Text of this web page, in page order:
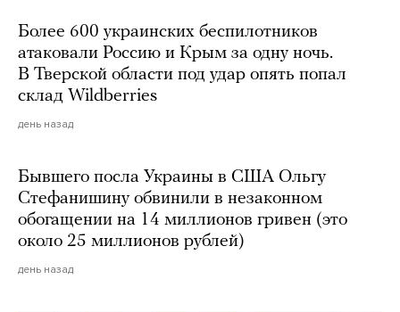
Более 600 украинских беспилотников
атаковали Россию и Крым за одну ночь.
В Тверской области под удар опять попал
склад Wildberries
день назад
Бывшего посла Украины в США Ольгу
Стефанишину обвинили в незаконном
обогащении на 14 миллионов гривен (это
около 25 миллионов рублей)
день назад